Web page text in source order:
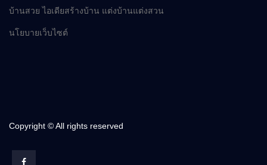
บ้านสวย ไอเดียสร้างบ้าน แต่งบ้านแต่งสวน
นโยบายเว็บไซต์
Copyright © All rights reserved